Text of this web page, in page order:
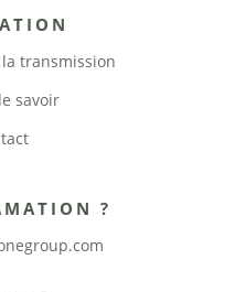
la transmission
savoir
?